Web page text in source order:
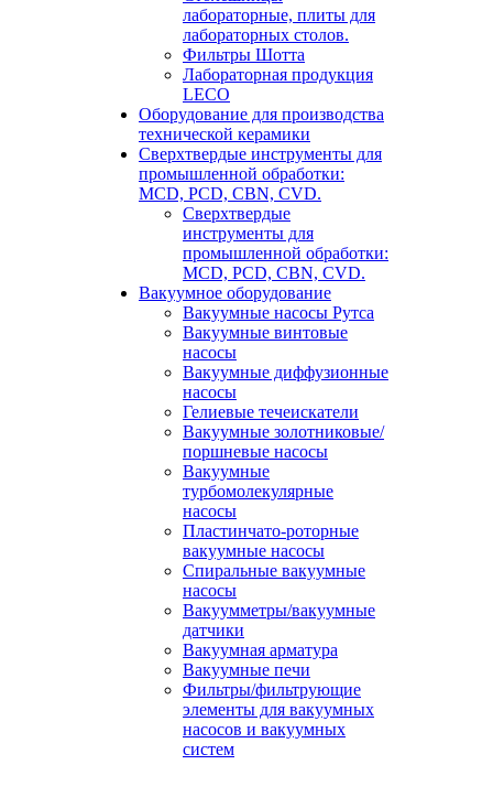
лабораторные, плиты для
лабораторных столов.
Фильтры Шотта
Лабораторная продукция
LECO
Оборудование для производства
технической керамики
Сверхтвердые инструменты для
промышленной обработки:
MCD, PCD, CBN, CVD.
Сверхтвердые
инструменты для
промышленной обработки:
MCD, PCD, CBN, CVD.
Вакуумное оборудование
Вакуумные насосы Рутса
Вакуумные винтовые
насосы
Вакуумные диффузионные
насосы
Гелиевые течеискатели
Вакуумные золотниковые/
поршневые насосы
Вакуумные
турбомолекулярные
насосы
Пластинчато-роторные
вакуумные насосы
Спиральные вакуумные
насосы
Вакуумметры/вакуумные
датчики
Вакуумная арматура
Вакуумные печи
Фильтры/фильтрующие
элементы для вакуумных
насосов и вакуумных
систем